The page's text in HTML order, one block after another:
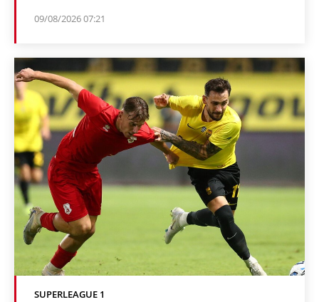
09/08/2026 07:21
SUPERLEAGUE 1